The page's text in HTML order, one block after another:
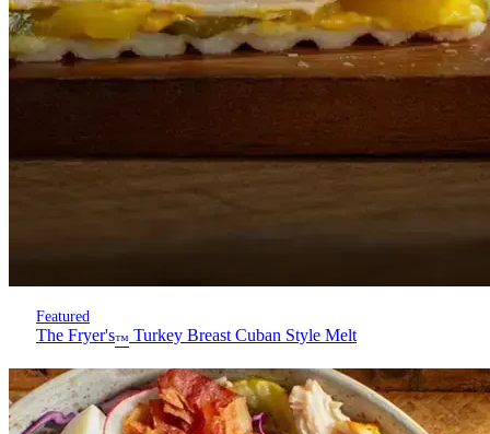
Featured
The Fryer's™ Turkey Breast Cuban Style Melt